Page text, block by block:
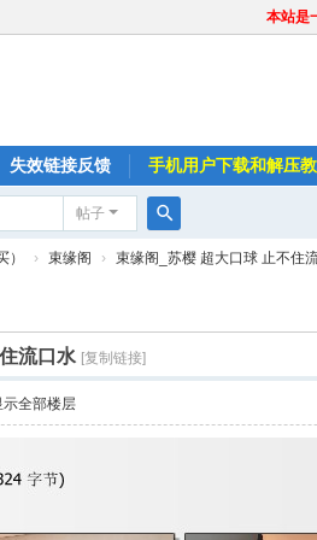
本站是
失效链接反馈 手机用户下载和解压
帖子
搜
› 束缘阁 › 束缘阁_苏樱 超大口球 止不住
流口水 [复制链接]
示全部楼层